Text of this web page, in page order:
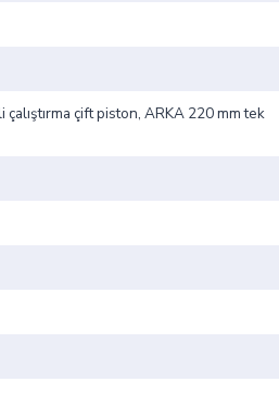
çift piston, ARKA 220 mm tek